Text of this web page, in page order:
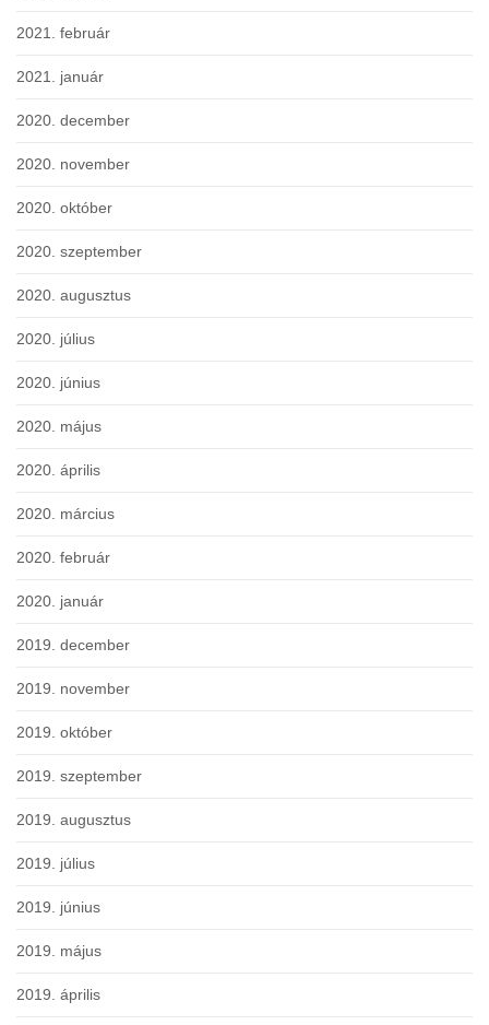
2021. február
2021. január
2020. december
2020. november
2020. október
2020. szeptember
2020. augusztus
2020. július
2020. június
2020. május
2020. április
2020. március
2020. február
2020. január
2019. december
2019. november
2019. október
2019. szeptember
2019. augusztus
2019. július
2019. június
2019. május
2019. április